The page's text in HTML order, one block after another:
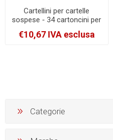
Cartellini per cartelle
sospese - 34 cartoncini per
foglio - 140mm - conf. 10
fogli [033-10]
€10,67 IVA esclusa
Categorie